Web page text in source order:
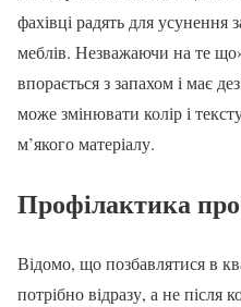
фахівці радять для усунення
меблів. Незважаючи на те
впорається з запахом і має
може змінювати колір і
м’якого матеріалу.
Профілактика
Відомо, що позбавлятися в
потрібно відразу, а не після